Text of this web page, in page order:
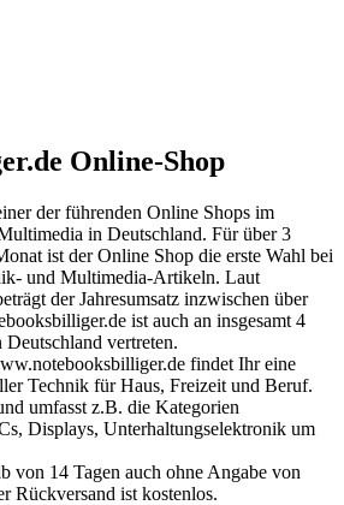
Online-Shop
der führenden Online Shops im
in Deutschland. Für über 3
ist der Online Shop die erste Wahl bei
und Multimedia-Artikeln. Laut
der Jahresumsatz inzwischen über
ist auch an insgesamt 4
Deutschland vertreten.
findet Ihr eine
Technik für Haus, Freizeit und Beruf.
umfasst z.B. die Kategorien
Displays, Unterhaltungselektronik um
von 14 Tagen auch ohne Angabe von
Rückversand ist kostenlos.